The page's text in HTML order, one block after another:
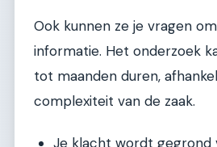
Ook kunnen ze je vragen
informatie. Het onderzoek
tot maanden duren,
complexiteit van de zaak.
Je klacht wordt gegrond